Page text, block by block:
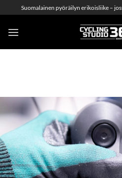
to
content
Suomalainen pyöräilyn erikoisliike –